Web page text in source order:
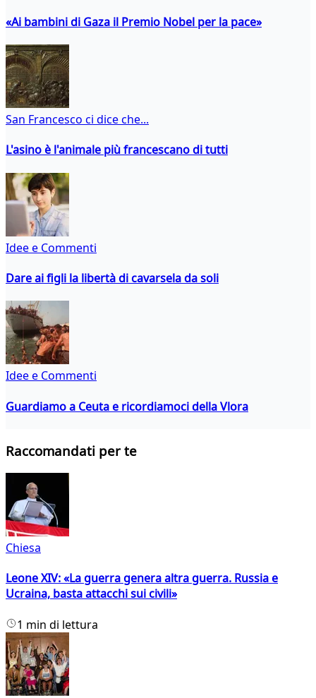
«Ai bambini di Gaza il Premio Nobel per la pace»
San Francesco ci dice che...
L'asino è l'animale più francescano di tutti
Idee e Commenti
Dare ai figli la libertà di cavarsela da soli
Idee e Commenti
Guardiamo a Ceuta e ricordiamoci della Vlora
Raccomandati per te
Chiesa
Leone XIV: «La guerra genera altra guerra. Russia e
Ucraina, basta attacchi sui civili»
1 min di lettura